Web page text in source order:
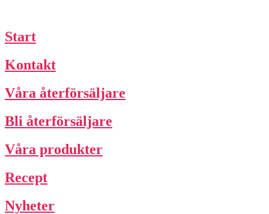
Start
Kontakt
Våra återförsäljare
Bli återförsäljare
Våra produkter
Recept
Nyheter